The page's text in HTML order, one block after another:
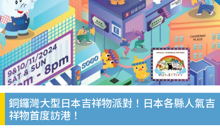
銅鑼灣大型日本吉祥物派對！日本各縣人氣吉
祥物首度訪港！